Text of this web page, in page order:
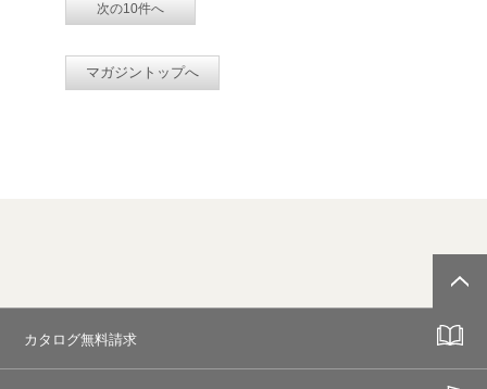
次の10件へ
マガジントップへ
カタログ無料請求